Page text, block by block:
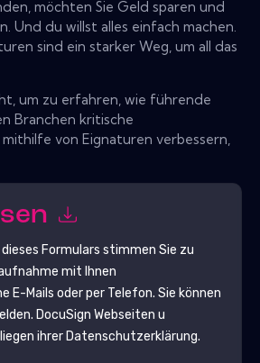
möchten Sie Geld sparen und
Und du willst alles einfach machen.
sind ein starker Weg, um all das
um zu erfahren, wie führende
Branchen kritische
von Eignaturen verbessern,
Formulars stimmen Sie zu
mit Ihnen
E-Mails oder per Telefon. Sie können
DocuSign Webseiten u
ihrer Datenschutzerklärung.